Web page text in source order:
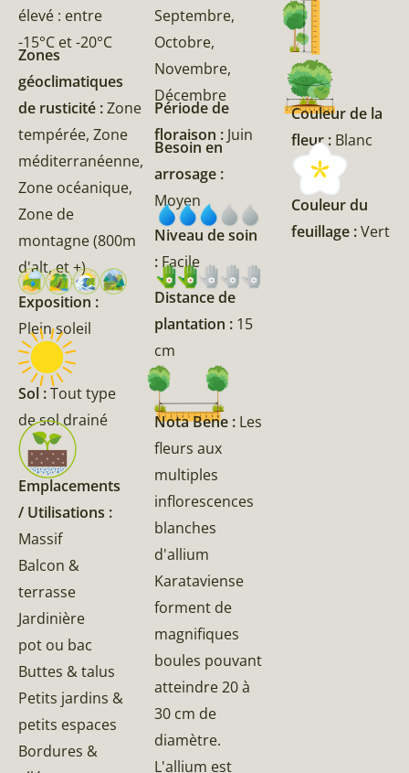
élevé : entre
-15°C et -20°C
Zones
géoclimatiques
de rusticité :Zone
tempérée, Zone
méditerranéenne,
Zone océanique,
Zone de
montagne (800m
d'alt, et +)
Exposition :
Plein soleil
Sol :Tout type
de sol drainé
Emplacements
/ Utilisations :
Massif
Balcon &
terrasse
Jardinière
pot ou bac
Buttes & talus
Petits jardins &
petits espaces
Bordures &
Septembre,
Octobre,
Novembre,
Décembre
Période de
floraison : Juin
Besoin en
arrosage :
Moyen
Niveau de soin
: Facile
Distance de
plantation : 15
cm
Nota Bene : Les
fleurs aux
multiples
inflorescences
blanches
d'allium
Karataviense
forment de
magnifiques
boules pouvant
atteindre 20 à
30 cm de
diamètre.
L'allium est
Couleur de la
fleur : Blanc
Couleur du
feuillage :Vert